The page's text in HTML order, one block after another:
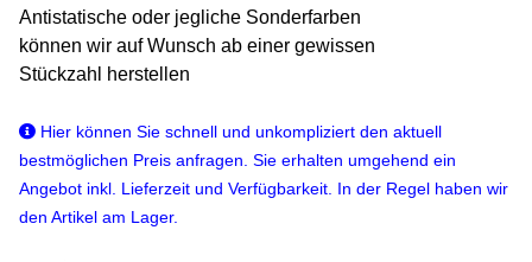
Antistatische oder jegliche Sonderfarben
können wir auf Wunsch ab einer gewissen
Stückzahl herstellen
Hier können Sie schnell und unkompliziert den aktuell
bestmöglichen Preis anfragen. Sie erhalten umgehend ein
Angebot inkl. Lieferzeit und Verfügbarkeit. In der Regel haben wir
den Artikel am Lager.